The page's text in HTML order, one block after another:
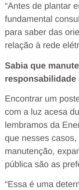
“Antes de plantar
fundamental
para saber das
relação à rede
Sabia que
responsabilidade
Encontrar um
com a luz acesa
lembramos da
que nesses
manutenção,
pública são as
“Essa é uma